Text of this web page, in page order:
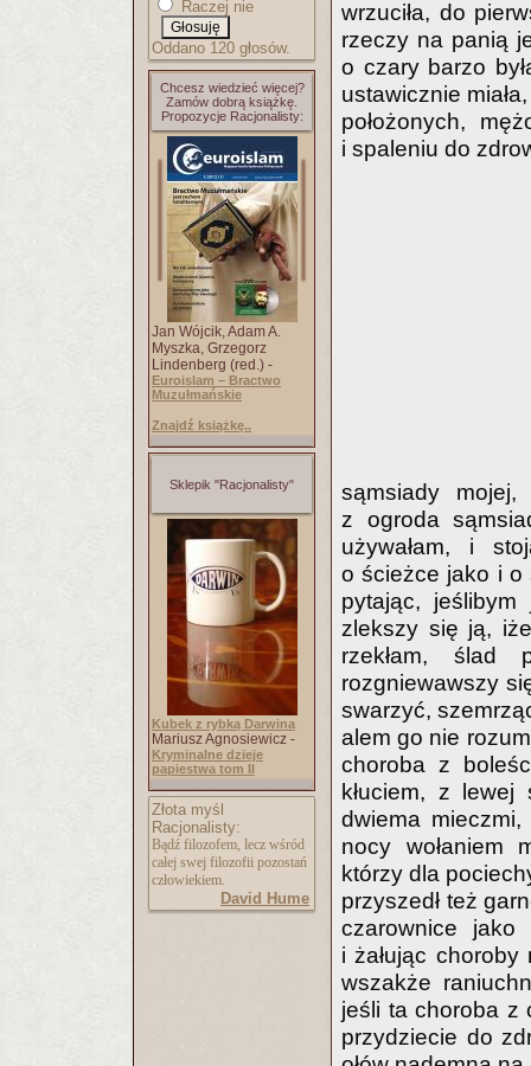
Raczej nie
Oddano 120 głosów.
Chcesz wiedzieć więcej?
Zamów dobrą książkę.
Propozycje Racjonalisty:
Jan Wójcik, Adam A.
Myszka, Grzegorz
Lindenberg (red.) -
Euroislam – Bractwo
Muzułmańskie
Znajdź książkę..
Sklepik "Racjonalisty"
Kubek z rybką Darwina
Mariusz Agnosiewicz -
Kryminalne dzieje
papiestwa tom II
Złota myśl
Racjonalisty:
Bądź filozofem, lecz wśród
całej swej filozofii pozostań
człowiekiem.
David Hume
wrzuciła, do
rzeczy na panią
o czary barzo
ustawicznie
położonych,
i spaleniu do
sąmsiady
z ogroda
używałam, i
o ścieżce jako i o
pytając,
zlekszy się ją,
rzekłam, ślad
rozgniewawszy
swarzyć,
alem go nie
choroba z
kłuciem, z
dwiema
nocy wołaniem
którzy dla
przyszedł też
czarownice jako
i żałując
wszakże
jeśli ta choroba z
przydziecie do